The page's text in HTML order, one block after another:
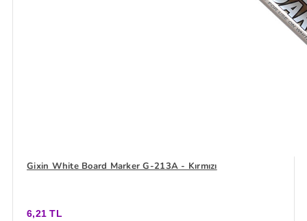
Gixin White Board Marker G-213A - Kırmızı
6,21 TL